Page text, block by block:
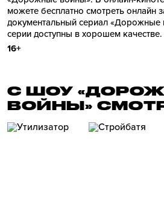
можете бесплатно смотреть онлайн
документальный сериал «Дорожные
серии доступны в хорошем качестве.
16+
С ШОУ
ВОЙНЫ»